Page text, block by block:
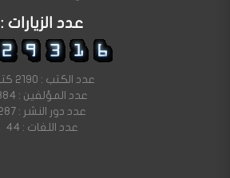
عدد الزيارات :
عدد الكتب : 2190 كتاب
عدد المؤلفين : 884
عدد دور النشر : 287
عدد اللغات : 44